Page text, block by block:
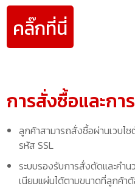
คลิ๊กที่นี่
การสั่งซื้อและกา
ลูกค้าสามารถสั่งซื้อผ่านเวบไซ
รหัส SSL
ระบบรองรับการสั่งตัดและคำ
เนียมแผ่นได้ตามขนาดที่ลูกค้า